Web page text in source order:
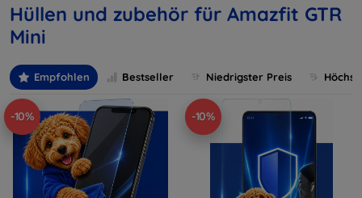
Hüllen und zubehör für Amazfit GTR
Mini
Empfohlen Bestseller Niedrigster Preis
-10% -10%